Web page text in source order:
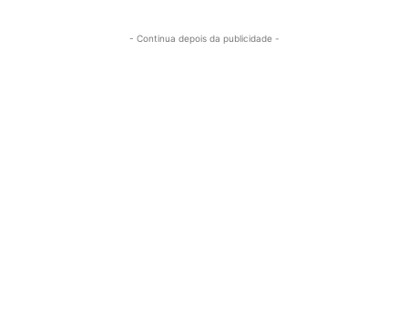
- Continua depois da publicidade -